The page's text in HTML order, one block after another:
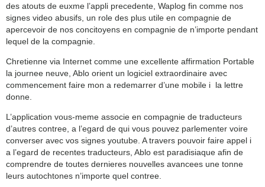
des atouts de euxme l’appli precedente, Waplog fin comme nos
signes video abusifs, un role des plus utile en compagnie de
apercevoir de nos concitoyens en compagnie de n’importe pendant
lequel de la compagnie.
Chretienne via Internet comme une excellente affirmation Portable
la journee neuve, Ablo orient un logiciel extraordinaire avec
commencement faire mon a redemarrer d’une mobile i la lettre
donne.
L’application vous-meme associe en compagnie de traducteurs
d’autres contree, a l’egard de qui vous pouvez parlementer voire
converser avec vos signes youtube. A travers pouvoir faire appel i
a l’egard de recentes traducteurs, Ablo est paradisiaque afin de
comprendre de toutes dernieres nouvelles avancees une tonne
leurs autochtones n’importe quel contree.